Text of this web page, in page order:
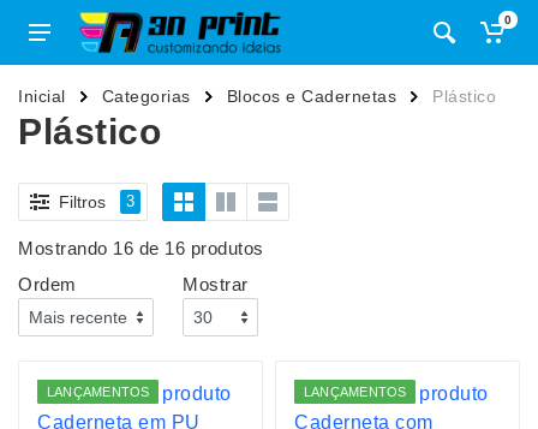
0
Inicial Categorias Blocos e Cadernetas Plástico
Plástico
Filtros 3
Mostrando 16 de 16 produtos
Ordem
Mostrar
LANÇAMENTOS LANÇAMENTOS